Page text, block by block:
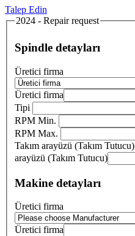
Talep Edin
2024 - Repair request
Spindle detayları
Üretici firma
Üretici firma
Tipi
RPM Min.
RPM Max.
Takım arayüzü (Takım Tutucu)
arayüzü (Takım Tutucu)
Makine detayları
Üretici firma
Üretici firma